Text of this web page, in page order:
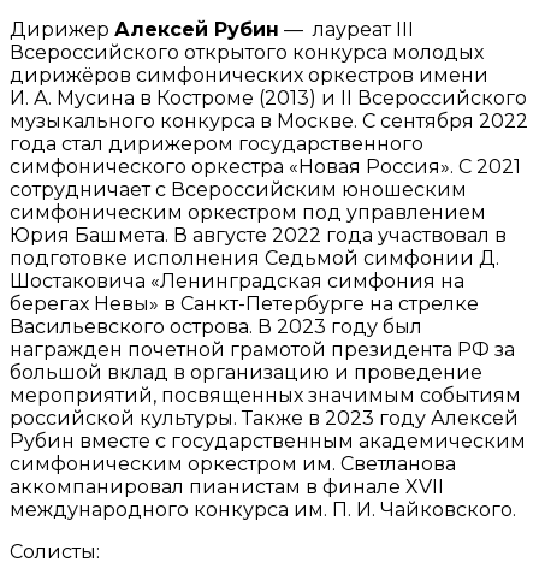
Дирижер Алексей Рубин — лауреат III
Всероссийского открытого конкурса молодых
дирижёров симфонических оркестров имени
И. А. Мусина в Костроме (2013) и II Всероссийского
музыкального конкурса в Москве. С сентября 2022
года стал дирижером государственного
симфонического оркестра «Новая Россия». С 2021
сотрудничает с Всероссийским юношеским
симфоническим оркестром под управлением
Юрия Башмета. В августе 2022 года участвовал в
подготовке исполнения Седьмой симфонии Д.
Шостаковича «Ленинградская симфония на
берегах Невы» в Санкт-Петербурге на стрелке
Васильевского острова. В 2023 году был
награжден почетной грамотой президента РФ за
большой вклад в организацию и проведение
мероприятий, посвященных значимым событиям
российской культуры. Также в 2023 году Алексей
Рубин вместе с государственным академическим
симфоническим оркестром им. Светланова
аккомпанировал пианистам в финале XVII
международного конкурса им. П. И. Чайковского.
Солисты: